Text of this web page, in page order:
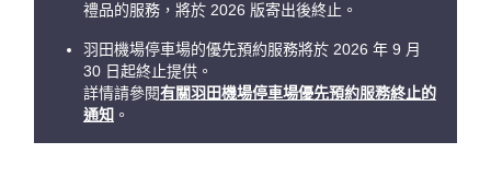
禮品的服務，將於 2026 版寄出後終止。
羽田機場停車場的優先預約服務將於 2026 年 9 月
30 日起終止提供。
詳情請參閱有關羽田機場停車場優先預約服務終止的
通知 。